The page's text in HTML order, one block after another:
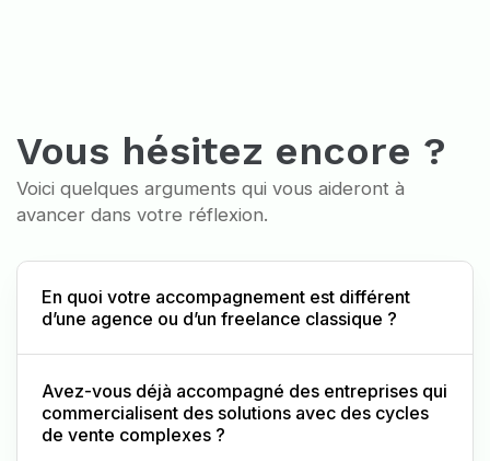
Vous hésitez encore ?
Voici quelques arguments qui vous aideront à
avancer dans votre réflexion.
En quoi votre accompagnement est différent
d’une agence ou d’un freelance classique ?
Avez-vous déjà accompagné des entreprises qui
commercialisent des solutions avec des cycles
de vente complexes ?